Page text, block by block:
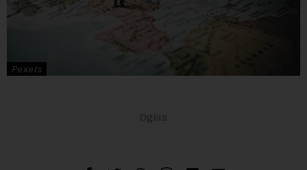
Pexels